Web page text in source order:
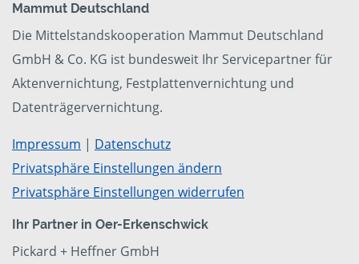
Mammut Deutschland
Die Mittelstandskooperation Mammut Deutschland
GmbH & Co. KG ist bundesweit Ihr Servicepartner für
Aktenvernichtung, Festplattenvernichtung und
Datenträgervernichtung.
Impressum | Datenschutz
Privatsphäre Einstellungen ändern
Privatsphäre Einstellungen widerrufen
Ihr Partner in Oer-Erkenschwick
Pickard + Heffner GmbH